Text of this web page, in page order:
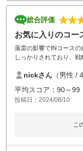
総合評価
お気に入りのコー
落雷の影響でINコース
しっかりされており、戦
コスパ最高でした。
nickさん （男性 /
平均スコア：90～99
投稿日：2024/08/10
こ